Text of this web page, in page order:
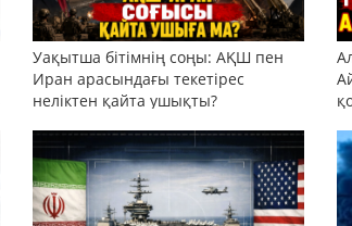
Уақытша бітімнің соңы: АҚШ пен
Иран арасындағы текетірес
неліктен қайта ушықты?